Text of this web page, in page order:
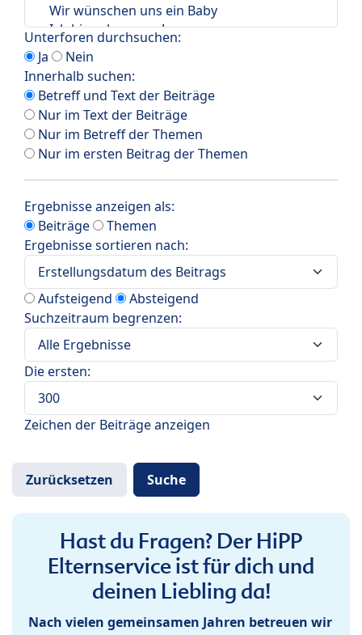
Unterforen durchsuchen:
Ja
Nein
Innerhalb suchen:
Betreff und Text der Beiträge
Nur im Text der Beiträge
Nur im Betreff der Themen
Nur im ersten Beitrag der Themen
Ergebnisse anzeigen als:
Beiträge
Themen
Ergebnisse sortieren nach:
Aufsteigend
Absteigend
Suchzeitraum begrenzen:
Die ersten:
Zeichen der Beiträge anzeigen
Hast du Fragen? Der HiPP
Elternservice ist für dich und
deinen Liebling da!
Nach vielen gemeinsamen Jahren betreuen wir